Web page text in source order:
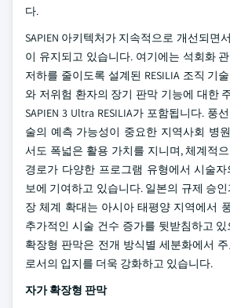
다.
SAPIEN 아키텍처가 지속적으로 개선되면
이 유지되고 있습니다. 여기에는 석회화
저하를 줄이도록 설계된 RESILIA 조직 기
와 저위험 환자의 장기 판막 기능에 대한
SAPIEN 3 Ultra RESILIA가 포함됩니다. 풍
술의 예측 가능성이 중요한 지역사회 병원
서도 폭넓은 활용 가치를 지니며, 체계적
경로가 다양한 프로그램 유형에서 시술
보에 기여하고 있습니다. 일본의 규제 승
장 체계 확대는 아시아 태평양 지역에서
추가적인 시술 건수 증가를 뒷받침하고
확장형 판막은 전개 방식별 세분화에서
로서의 입지를 더욱 강화하고 있습니다.
자가 확장형 판막